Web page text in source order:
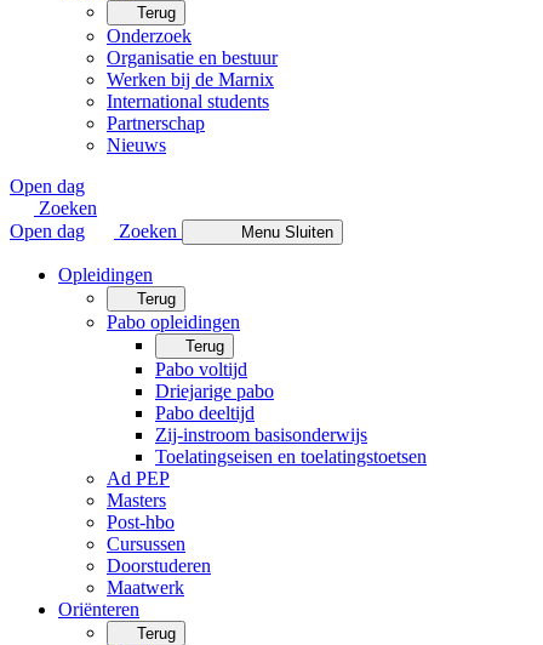
Terug
Onderzoek
Organisatie en bestuur
Werken bij de Marnix
International students
Partnerschap
Nieuws
Open dag
Zoeken
Open dag
Zoeken Menu Sluiten
Opleidingen
Terug
Pabo opleidingen
Terug
Pabo voltijd
Driejarige pabo
Pabo deeltijd
Zij-instroom basisonderwijs
Toelatingseisen en toelatingstoetsen
Ad PEP
Masters
Post-hbo
Cursussen
Doorstuderen
Maatwerk
Oriënteren
Terug